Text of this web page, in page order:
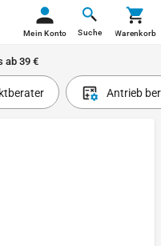
Suche
Mein Konto Warenkorb
ab 39 €
Antrieb